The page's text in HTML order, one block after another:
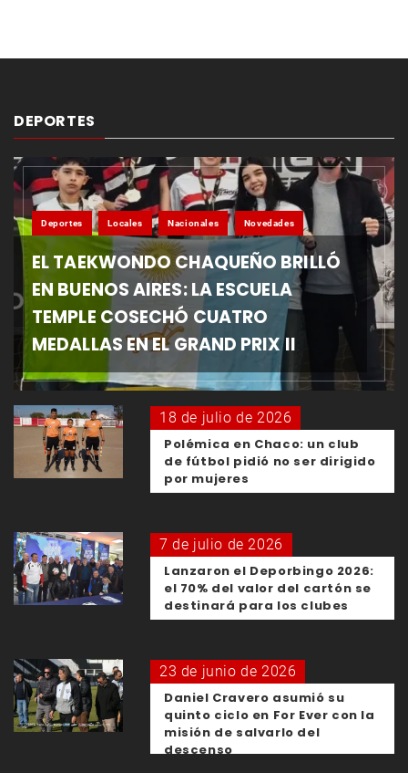
DEPORTES
Deportes Locales Nacionales Novedades
EL TAEKWONDO CHAQUEÑO BRILLÓ
EN BUENOS AIRES: LA ESCUELA
TEMPLE COSECHÓ CUATRO
MEDALLAS EN EL GRAND PRIX II
18 de julio de 2026
Polémica en Chaco: un club
de fútbol pidió no ser dirigido
por mujeres
7 de julio de 2026
Lanzaron el Deporbingo 2026:
el 70% del valor del cartón se
destinará para los clubes
23 de junio de 2026
Daniel Cravero asumió su
quinto ciclo en For Ever con la
misión de salvarlo del
descenso